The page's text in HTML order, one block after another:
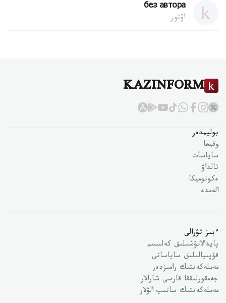
без автора
اۆتور
KAZINFORM
بوليمدەر
وقيعا
ساياسات
تالداۋ
ەكونوميكا
الەمدە
ءبىز تۋرالى
پايدالانۋشىلىق كەلىسىم
قۇپىيالىلىق ساياساتى
مەملەكەتتىك رامىزدەر
جەمقورلىققا قارسى شارالار
مەملەكەتتىك ساتىپ الۋلار